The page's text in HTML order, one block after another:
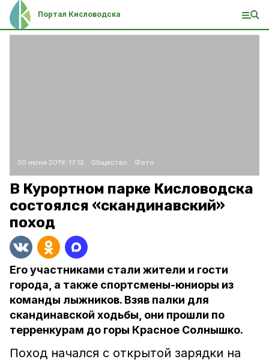
Портал Кисловодска
30 июня 2019, 17:12 Общество Фото:
В Курортном парке Кисловодска
состоялся «скандинавский»
поход
Его участниками стали жители и гости
города, а также спортсмены-юниоры из
команды лыжников. Взяв палки для
скандинавской ходьбы, они прошли по
терренкурам до горы Красное Солнышко.
Поход начался с открытой зарядки на